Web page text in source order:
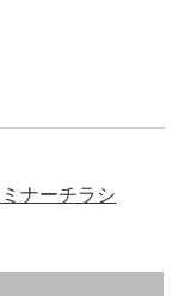
ナーチラシ